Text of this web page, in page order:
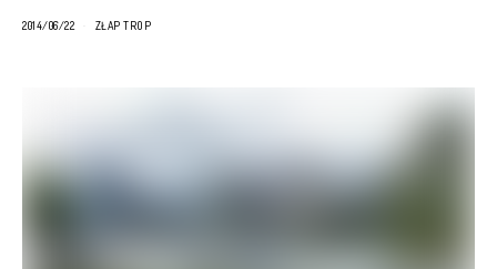
2014/06/22 ZŁAP TROP